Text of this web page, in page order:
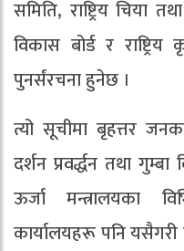
समिति, राष्ट्रिय चिया
विकास बोर्ड र
पुनर्संरचना हुनेछ ।
त्यो सूचीमा बृहत्तर
दर्शन प्रवर्द्धन तथा
ऊर्जा मन्त्रालयका
कार्यालयहरू पनि यसैगरी